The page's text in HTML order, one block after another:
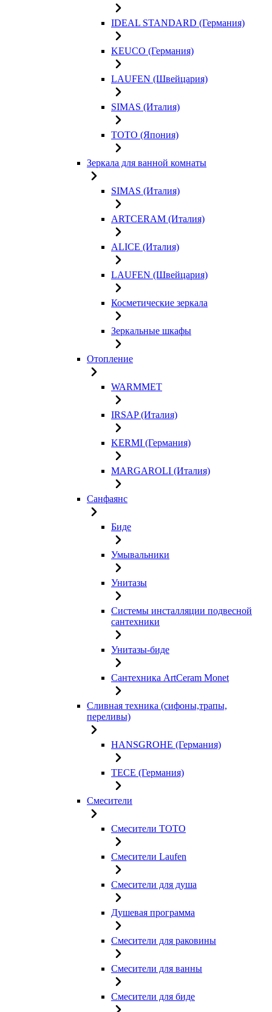
IDEAL STANDARD (Германия)
KEUCO (Германия)
LAUFEN (Швейцария)
SIMAS (Италия)
TOTO (Япония)
Зеркала для ванной комнаты
SIMAS (Италия)
ARTCERAM (Италия)
ALICE (Италия)
LAUFEN (Швейцария)
Косметические зеркала
Зеркальные шкафы
Отопление
WARMMET
IRSAP (Италия)
KERMI (Германия)
MARGAROLI (Италия)
Санфаянс
Биде
Умывальники
Унитазы
Системы инсталляции подвесной
сантехники
Унитазы-биде
Сантехника ArtCeram Monet
Сливная техника (сифоны,трапы,
переливы)
HANSGROHE (Германия)
TECE (Германия)
Смесители
Смесители TOTO
Смесители Laufen
Смесители для душа
Душевая программа
Смесители для раковины
Смесители для ванны
Смесители для биде